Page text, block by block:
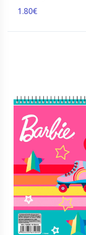
1.80€